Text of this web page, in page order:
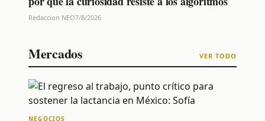
Redaccion NEO7/8/2026
Mercados VER TODO
NEGOCIOS